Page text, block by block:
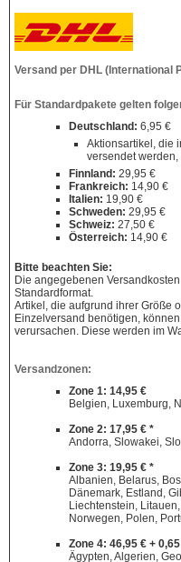
Versand per DHL (International
Für Standardpakete gelten
Deutschland: 6,95 €
Aktionsartikel, die
versendet
Finnland: 29,95 €
Frankreich: 14,90 €
Italien: 19,90 €
Schweden: 29,95 €
Schweiz: 27,50 €
Österreich: 14,90 €
Bitte beachten Sie:
Die angegebenen
Standardformat.
Artikel, die aufgrund ihrer Größe
Einzelversand benötigen,
verursachen. Diese werden im
Versandzonen:
Zone 1: 14,95 €
Belgien, Luxemburg,
Zone 2: 17,95 € *
Andorra, Slowakei,
Zone 3: 19,95 € *
Albanien, Belarus,
Dänemark, Estland,
Liechtenstein,
Norwegen, Polen,
Zone 4: 46,95 € +
Ägypten, Algerien,